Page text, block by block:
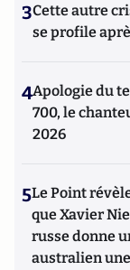
3Cette autre
se profile
4Apologie du
700, le
2026
5Le Point
que Xavier
russe donne
australien